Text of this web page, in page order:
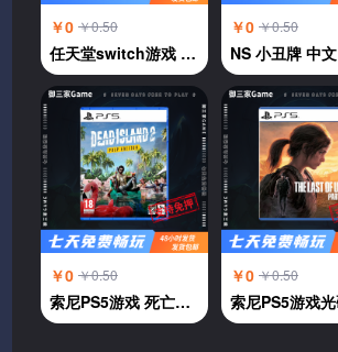
￥0 ￥0.50
任天堂switch游戏 NS游戏 尼尔机械纪元 自动人形 中文
￥0 ￥0.50
NS 小丑牌 中文
￥0 ￥0.50
索尼PS5游戏 死亡岛2 中文
￥0 ￥0.50